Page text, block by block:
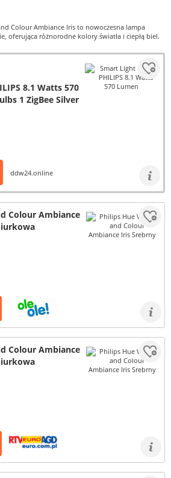
Colour Ambiance Iris to nowoczesna lampa
oferująca różnorodne kolory światła i ciepłą biel.
8.1 Watts 570
1 ZigBee Silver
ddw24.online
Colour Ambiance
Colour Ambiance